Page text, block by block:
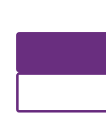
Les